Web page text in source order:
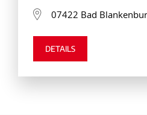
07422 Bad
DETAILS